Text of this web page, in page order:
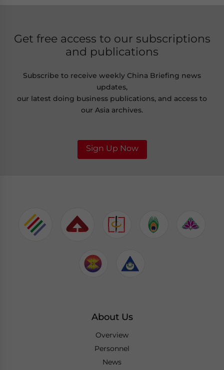
Get free access to our subscriptions
and publications
Subscribe to receive weekly China Briefing news
updates,
our latest doing business publications, and access to
our Asia archives.
Sign Up Now
About Us
Overview
Personnel
News